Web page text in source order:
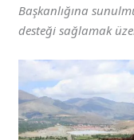
Başkanlığına
desteği sağlamak